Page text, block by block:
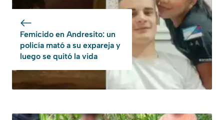
Femicido en Andresito: un
policía mató a su expareja y
luego se quitó la vida